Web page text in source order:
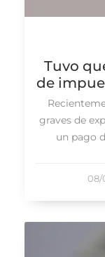
Tuvo
de
graves de
un pago
08/